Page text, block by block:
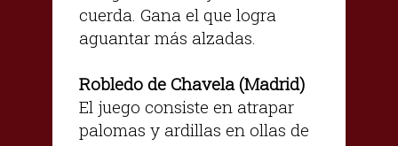
cuerda. Gana el que logra
aguantar más alzadas.
Robledo de Chavela (Madrid)
El juego consiste en atrapar
palomas y ardillas en ollas de